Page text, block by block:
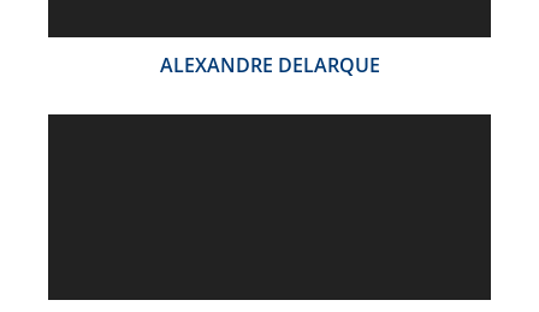
ALEXANDRE DELARQUE